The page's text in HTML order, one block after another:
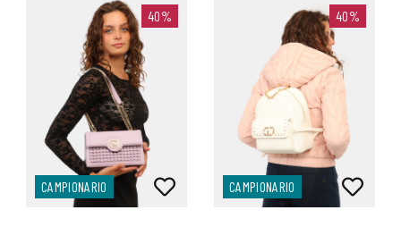
40%
CAMPIONARIO
40%
CAMPIONARIO